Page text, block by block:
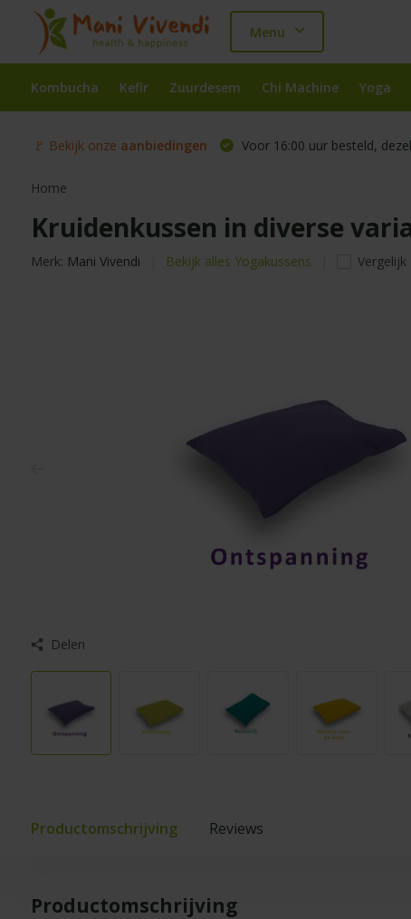
Menu
Kombucha Kefir Zuurdesem Chi Machine Yoga
🚩 Bekijk onze aanbiedingen Voor 16:00 uur besteld,
Home
Kruidenkussen in diverse
Merk: Mani Vivendi Bekijk alles Yogakussens Vergelijk
Delen
Productomschrijving Reviews
Productomschrijving